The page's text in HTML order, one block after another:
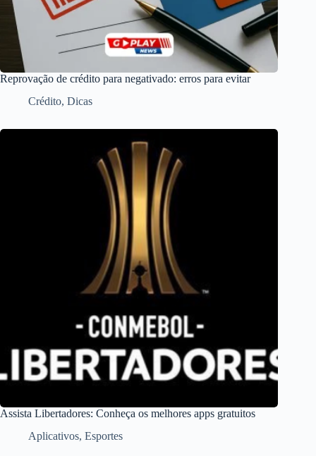
Reprovação de crédito para negativado: erros para evitar
Crédito, Dicas
Assista Libertadores: Conheça os melhores apps gratuitos
Aplicativos, Esportes